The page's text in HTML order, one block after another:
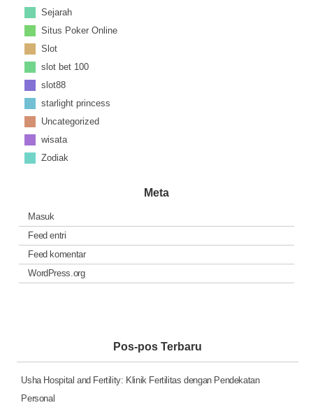
Sejarah
Situs Poker Online
Slot
slot bet 100
slot88
starlight princess
Uncategorized
wisata
Zodiak
Meta
Masuk
Feed entri
Feed komentar
WordPress.org
Pos-pos Terbaru
Usha Hospital and Fertility: Klinik Fertilitas dengan Pendekatan
Personal